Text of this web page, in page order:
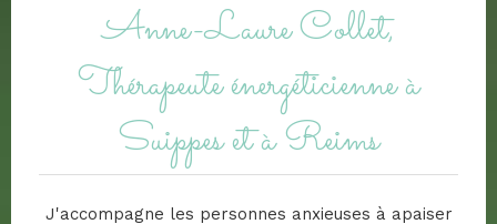
Anne-Laure Collet,
Thérapeute énergéticienne à
Suippes et à Reims
J'accompagne les personnes anxieuses à apaiser